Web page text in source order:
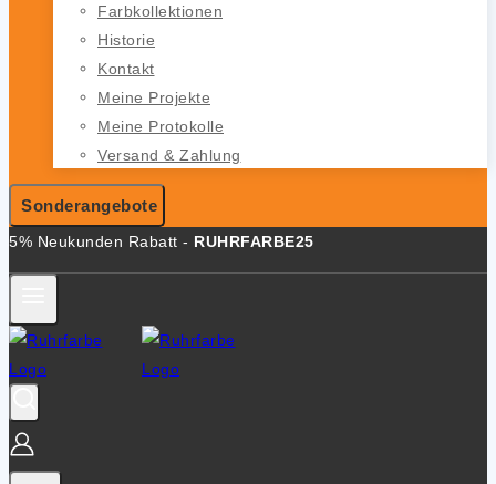
Farbkollektionen
Historie
Kontakt
Meine Projekte
Meine Protokolle
Versand & Zahlung
Sonderangebote
5% Neukunden Rabatt - RUHRFARBE25